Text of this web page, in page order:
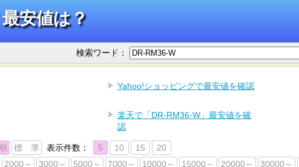
最安値は？
検索ワード：
Yahoo!ショッピングで最安値を確認
楽天で「DR-RM36-W」最安値を確
認
標 準 表示件数： 5 10 15
20
2000～ 3000～ 5000～ 7000～ 10000～ 15000～ 20000～ 30000～